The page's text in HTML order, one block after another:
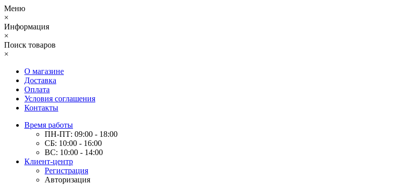
Меню
×
Информация
×
Поиск товаров
×
О магазине
Доставка
Оплата
Условия соглашения
Контакты
Время работы
ПН-ПТ: 09:00 - 18:00
СБ: 10:00 - 16:00
ВС: 10:00 - 14:00
Клиент-центр
Регистрация
Авторизация